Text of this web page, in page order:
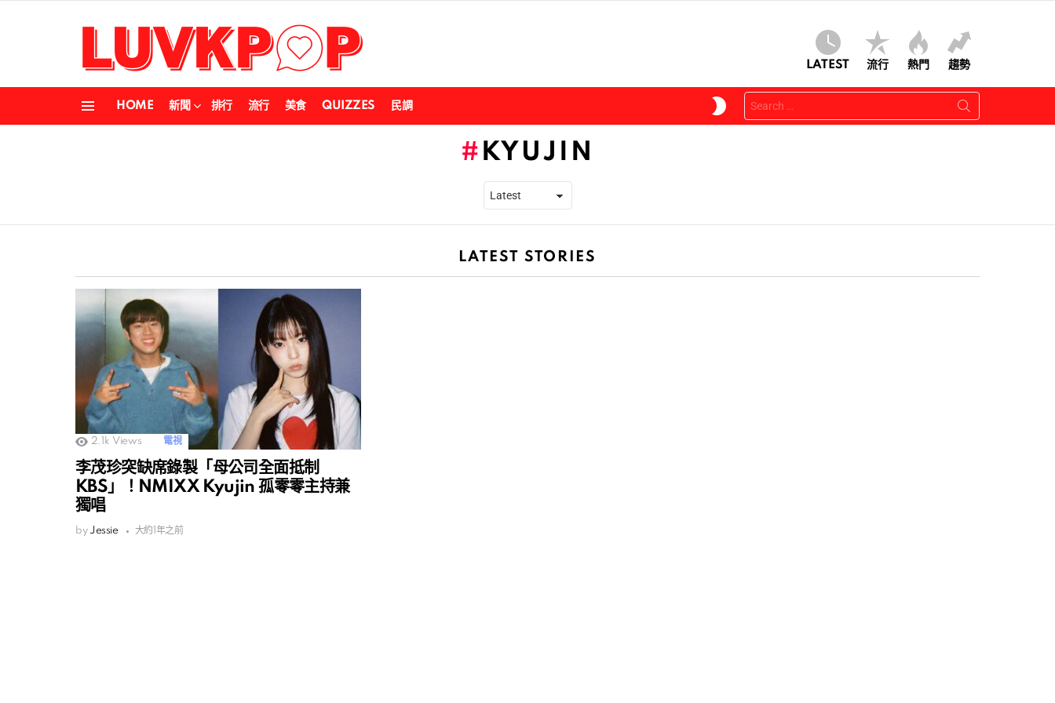
LATEST 流行 熱門 趨勢
HOME 新聞 排行 流行 美食 QUIZZES 民調
SKIN
Search
for:
KYUJIN
LATEST STORIES
2.1k Views 電視
李茂珍突缺席錄製「母公司全面抵制
KBS」！NMIXX Kyujin 孤零零主持兼
獨唱
by Jessie 大約1年之前